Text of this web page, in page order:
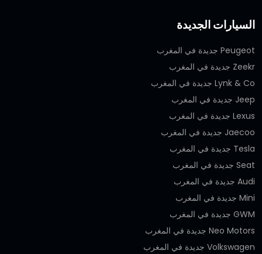
السيارات الجديدة
Peugeot جديدة في المغرب
Zeekr جديدة في المغرب
Lynk & Co جديدة في المغرب
Jeep جديدة في المغرب
Lexus جديدة في المغرب
Jaecoo جديدة في المغرب
Tesla جديدة في المغرب
Seat جديدة في المغرب
Audi جديدة في المغرب
Mini جديدة في المغرب
GWM جديدة في المغرب
Neo Motors جديدة في المغرب
Volkswagen جديدة في المغرب